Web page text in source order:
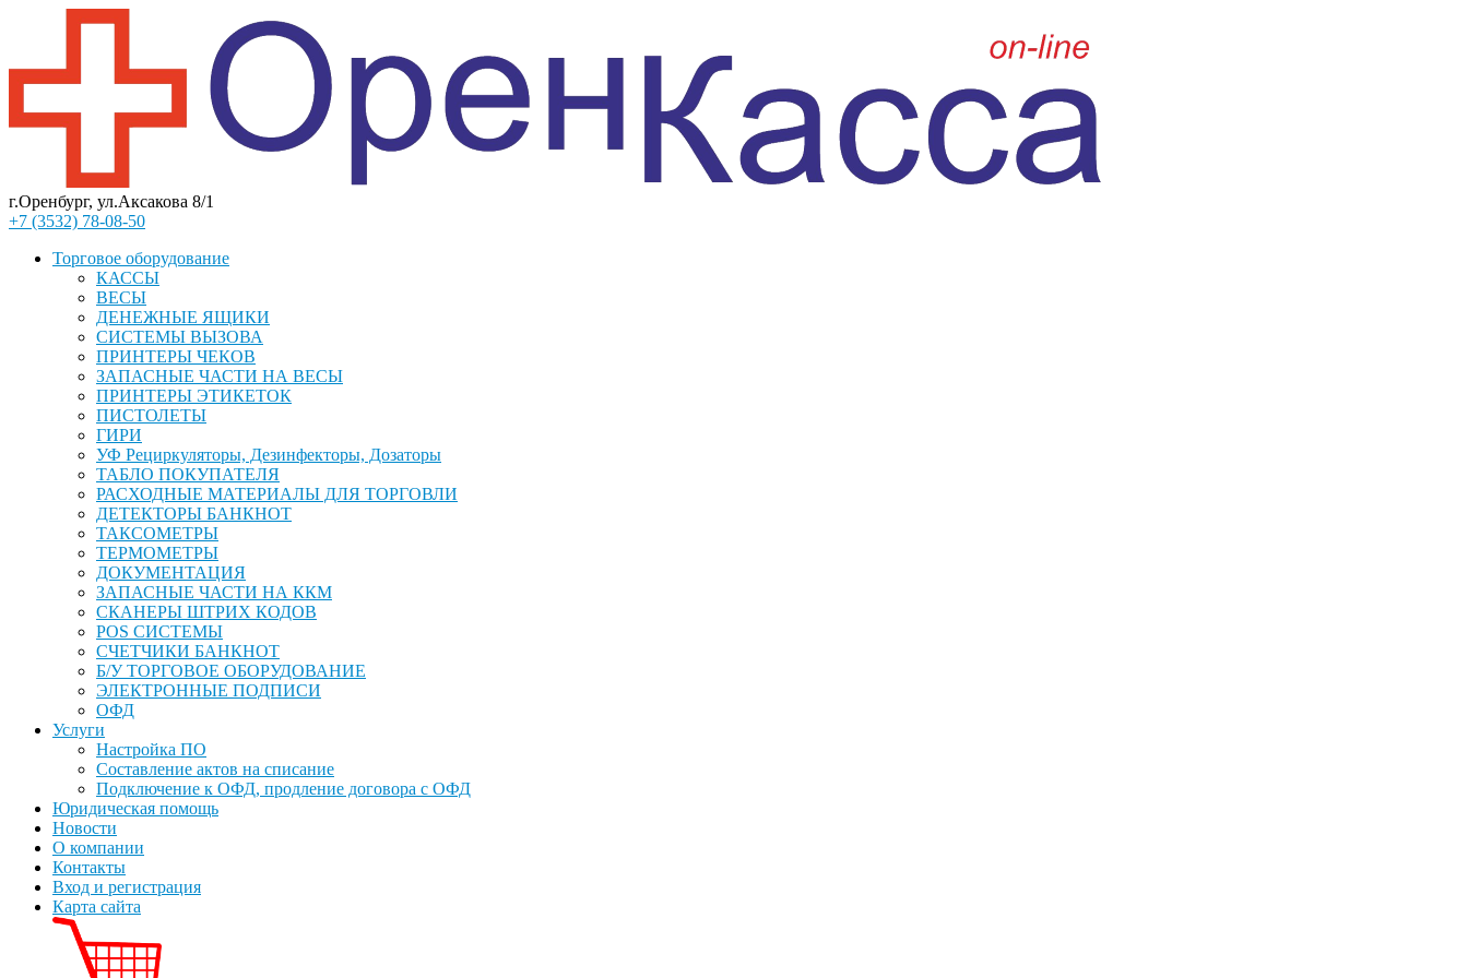
г.Оренбург, ул.Аксакова 8/1
+7 (3532) 78-08-50
Торговое оборудование
КАССЫ
ВЕСЫ
ДЕНЕЖНЫЕ ЯЩИКИ
СИСТЕМЫ ВЫЗОВА
ПРИНТЕРЫ ЧЕКОВ
ЗАПАСНЫЕ ЧАСТИ НА ВЕСЫ
ПРИНТЕРЫ ЭТИКЕТОК
ПИСТОЛЕТЫ
ГИРИ
УФ Рециркуляторы, Дезинфекторы, Дозаторы
ТАБЛО ПОКУПАТЕЛЯ
РАСХОДНЫЕ МАТЕРИАЛЫ ДЛЯ ТОРГОВЛИ
ДЕТЕКТОРЫ БАНКНОТ
ТАКСОМЕТРЫ
ТЕРМОМЕТРЫ
ДОКУМЕНТАЦИЯ
ЗАПАСНЫЕ ЧАСТИ НА ККМ
СКАНЕРЫ ШТРИХ КОДОВ
POS СИСТЕМЫ
СЧЕТЧИКИ БАНКНОТ
Б/У ТОРГОВОЕ ОБОРУДОВАНИЕ
ЭЛЕКТРОННЫЕ ПОДПИСИ
ОФД
Услуги
Настройка ПО
Составление актов на списание
Подключение к ОФД, продление договора с ОФД
Юридическая помощь
Новости
О компании
Контакты
Вход и регистрация
Карта сайта